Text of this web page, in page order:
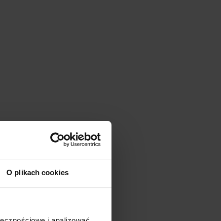
O plikach cookies